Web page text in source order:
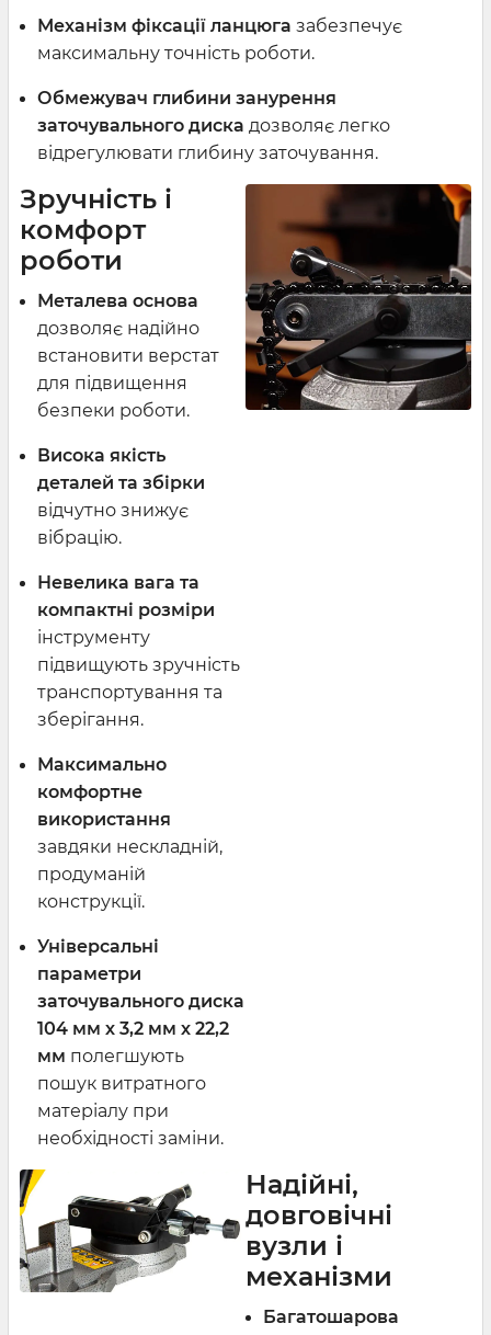
Механізм фіксації ланцюга забезпечує
максимальну точність роботи.
Обмежувач глибини занурення
заточувального диска дозволяє легко
відрегулювати глибину заточування.
Зручність і
комфорт
роботи
Металева основа
дозволяє надійно
встановити верстат
для підвищення
безпеки роботи.
Висока якість
деталей та збірки
відчутно знижує
вібрацію.
Невелика вага та
компактні розміри
інструменту
підвищують зручність
транспортування та
зберігання.
Максимально
комфортне
використання
завдяки нескладній,
продуманій
конструкції.
Універсальні
параметри
заточувального диска
104 мм х 3,2 мм х 22,2
мм полегшують
пошук витратного
матеріалу при
необхідності заміни.
Надійні,
довговічні
вузли і
механізми
Багатошарова